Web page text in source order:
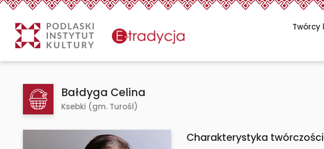
eTradycjaBałdyga Celina - Twórcy
Bałdyga Celina
Ksebki (gm. Turośl)
Charakterystyka twórczości